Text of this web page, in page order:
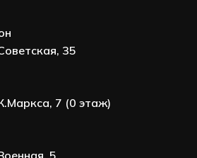
35
7 (0 этаж)